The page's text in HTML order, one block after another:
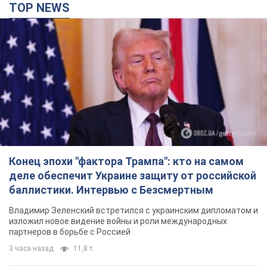
TOP NEWS
Конец эпохи "фактора Трампа": кто на самом
деле обеспечит Украине защиту от российской
баллистики. Интервью с Безсмертным
Владимир Зеленский встретился с украинским дипломатом и
изложил новое видение войны и роли международных
партнеров в борьбе с Россией
3 часа назад 11,8 т.